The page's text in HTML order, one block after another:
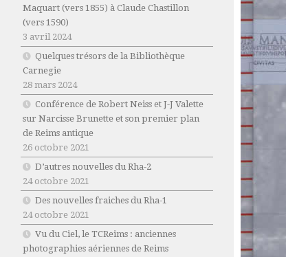
Maquart (vers 1855) à Claude Chastillon
(vers 1590)
3 avril 2024
Quelques trésors de la Bibliothèque
Carnegie
28 mars 2024
Conférence de Robert Neiss et J-J Valette
sur Narcisse Brunette et son premier plan
de Reims antique
26 octobre 2021
D’autres nouvelles du Rha-2
24 octobre 2021
Des nouvelles fraiches du Rha-1
24 octobre 2021
Vu du Ciel, le TCReims : anciennes
photographies aériennes de Reims